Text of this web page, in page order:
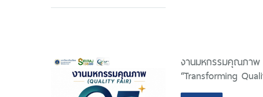
งานมหกรรมคุณภาพ
“Transforming